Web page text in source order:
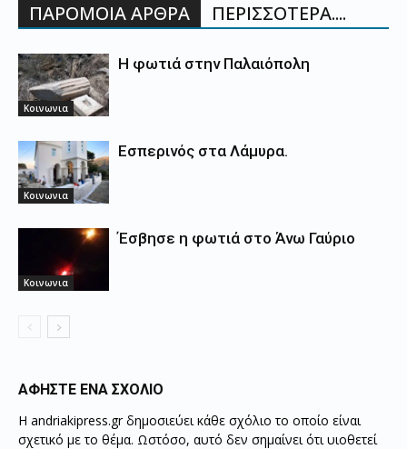
ΠΑΡΟΜΟΙΑ ΑΡΘΡΑ ΠΕΡΙΣΣΟΤΕΡΑ....
Κοινωνια
Η φωτιά στην Παλαιόπολη
Κοινωνια
Εσπερινός στα Λάμυρα.
Κοινωνια
Έσβησε η φωτιά στο Άνω Γαύριο
ΑΦΗΣΤΕ ΕΝΑ ΣΧΟΛΙΟ
Η andriakipress.gr δημοσιεύει κάθε σχόλιο το οποίο είναι
σχετικό με το θέμα. Ωστόσο, αυτό δεν σημαίνει ότι υιοθετεί